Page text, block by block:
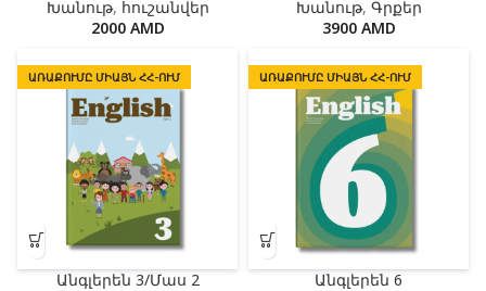
Խանութ, հուշանվեր
2000 AMD
Խանութ, Գրքեր
3900 AMD
ԱՌԱՔՈՒՄԸ ՄԻԱՅՆ ՀՀ-ՈՒՄ
Անգլերեն 3/Մաս 2
ԱՌԱՔՈՒՄԸ ՄԻԱՅՆ ՀՀ-ՈՒՄ
Անգլերեն 6